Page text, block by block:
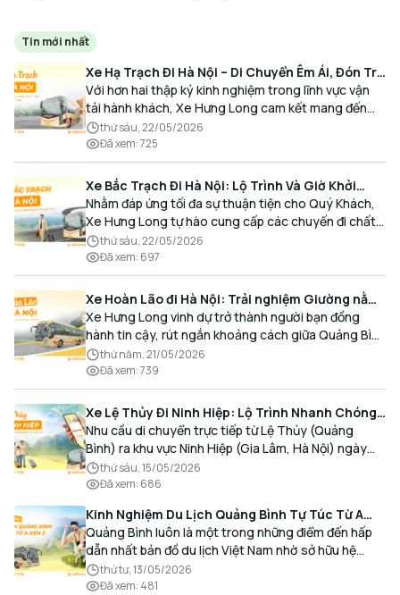
Tin mới nhất
Xe Hạ Trạch Đi Hà Nội – Di Chuyển Êm Ái, Đón Trả
Tận Nơi Cùng Xe Hưng Long
Với hơn hai thập kỷ kinh nghiệm trong lĩnh vực vận
tải hành khách, Xe Hưng Long cam kết mang đến
cho Quý Khách một hành trình di chuyển trọn vẹn,
thoải mái và đúng giờ.
thứ sáu, 22/05/2026
Đã xem:725
Xe Bắc Trạch Đi Hà Nội: Lộ Trình Và Giờ Khởi
Hành Cùng Xe Hưng Long
Nhằm đáp ứng tối đa sự thuận tiện cho Quý Khách,
Xe Hưng Long tự hào cung cấp các chuyến đi chất
lượng cao, an toàn với lịch trình linh hoạt mỗi ngày.
thứ sáu, 22/05/2026
Đã xem: 697
Xe Hoàn Lão đi Hà Nội: Trải nghiệm Giường nằm
Cao cấp, Đón trả Tận nơi
Xe Hưng Long vinh dự trở thành người bạn đồng
hành tin cậy, rút ngắn khoảng cách giữa Quảng Bình
và Thủ đô bằng chất lượng dịch vụ chuẩn mực.
thứ năm, 21/05/2026
Đã xem:739
Xe Lệ Thủy Đi Ninh Hiệp: Lộ Trình Nhanh Chóng,
Đón Trả Tận Nơi
Nhu cầu di chuyển trực tiếp từ Lệ Thủy (Quảng
Bình) ra khu vực Ninh Hiệp (Gia Lâm, Hà Nội) ngày
càng gia tăng, đặc biệt đối với các hành khách có
nhu cầu giao thương, kinh doanh và mua sắm.
thứ sáu, 15/05/2026
Đã xem: 686
Kinh Nghiệm Du Lịch Quảng Bình Tự Túc Từ A
Đến Z Chi Tiết Nhất
Quảng Bình luôn là một trong những điểm đến hấp
dẫn nhất bản đồ du lịch Việt Nam nhờ sở hữu hệ
thống hang động kỳ vĩ, những bãi biển hoang sơ và
nét ẩm thực đậm đà bản sắc.
thứ tư, 13/05/2026
Đã xem: 481